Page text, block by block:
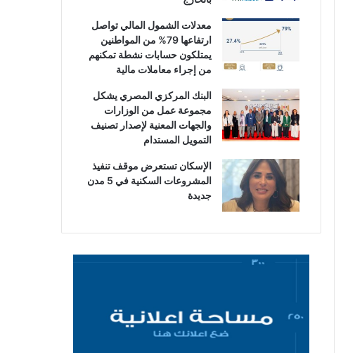
معدلات الشمول المالي تواصل
ارتفاعها 79% من المواطنين
يمتلكون حسابات نشطة تمكنهم
من إجراء معاملات مالية
البنك المركزي المصري يشكل
مجموعة عمل من الوزارات
والجهات المعنية لإصدار تصنيف
التمويل المستدام
الإسكان تستعرض موقف تنفيذ
المشروعات السكنية في 5 مدن
جديدة